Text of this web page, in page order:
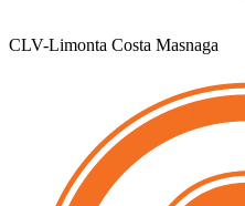
CLV-Limonta Costa Masnaga